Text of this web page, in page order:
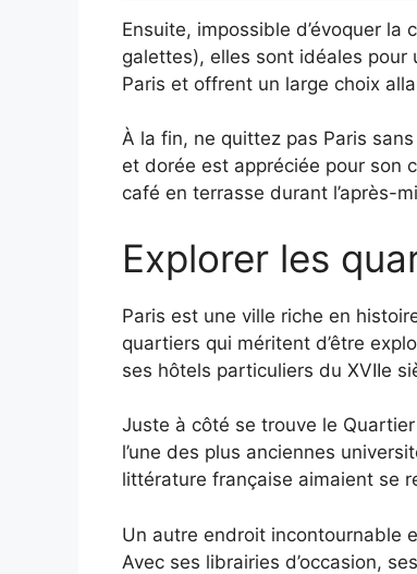
Ensuite, impossible d’évoquer
galettes), elles sont idéales pour
Paris et offrent un large choix
À la fin, ne quittez pas Paris
et dorée est appréciée pour son
café en terrasse durant l’après-
Explorer les
Paris est une ville riche en
quartiers qui méritent d’être
ses hôtels particuliers du XVIIe
Juste à côté se trouve le
l’une des plus anciennes
littérature française aimaient se
Un autre endroit incontournable
Avec ses librairies d’occasion,